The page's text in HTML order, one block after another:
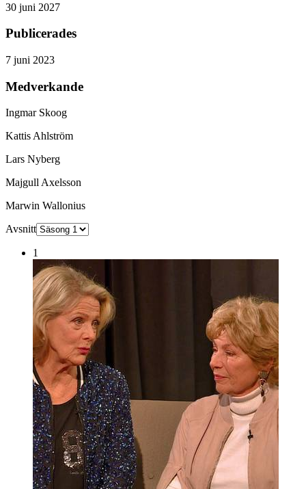
30 juni 2027
Publicerades
7 juni 2023
Medverkande
Ingmar Skoog
Kattis Ahlström
Lars Nyberg
Majgull Axelsson
Marwin Wallonius
Avsnitt
1